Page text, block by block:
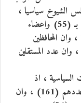
الشيوخ سياسيا ،
يضم حزب المحافظين لأعضاء يقدر عددهم بـ (55) واعضاء
يضم (30) عضوا ، وان المحافظين
وان عدد المستقلين
، اذ
يتشكل من اعضاء حزب المحافظين ويبلغ عددهم (161) ، وان